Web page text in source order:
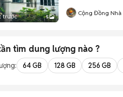
trước 5 Cộng Đồng
tìm dung lượng nào ?
64 GB 128 GB 256 GB